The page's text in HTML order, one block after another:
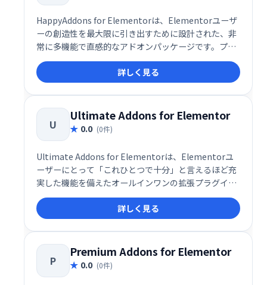
HappyAddons for Elementorは、Elementorユーザ
ーの創造性を最大限に引き出すために設計された、非
常に多機能で直感的なアドオンパッケージです。プロ
フェッショナルだけでなく、初心者にも扱いやすいイ
ンターフェースと設計思想が特徴で、世界中の
WordPress制作者に愛用されています。現在、無料60
種以上、有料65種以上のウィジェットが提供されてお
り、デザイン性・操作性ともに高い評価を得ていま
す。
詳しく見る
U
Ultimate Addons for Elementor
0.0 (0件)
Ultimate Addons for Elementorは、Elementorユ
ーザーにとって「これひとつで十分」と言えるほど充
実した機能を備えたオールインワンの拡張プラグイン
です。世界で65万人以上のウェブデザイナーや制作者
に利用されており、プロレベルのデザインをより短時
間で効率的に実現できるツールとして高い評価を受け
ています。
詳しく見る
P
Premium Addons for Elementor
0.0 (0件)